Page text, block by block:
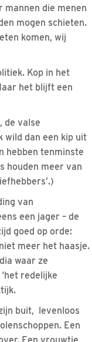
mannen die menen
mogen schieten.
komen, wij
Kop in het
het blijft een
de valse
wild dan een kip uit
hebben tenminste
houden meer van
van
een jager – de
goed op orde:
meer het haasje.
waar ze
redelijke
buit, levenloos
Een